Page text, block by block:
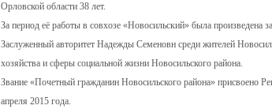
Орловской области 38 лет.
За период её работы в совхозе «Новосильский» была произведена
Заслуженный авторитет Надежды Семеновн среди жителей
хозяйства и сферы социальной жизни Новосильского района.
Звание «Почетный гражданин Новосильского района» присвоено
апреля 2015 года.